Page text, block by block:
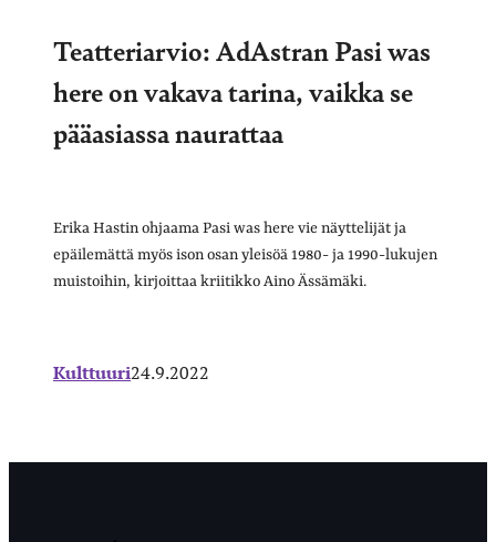
Teatteriarvio: AdAstran Pasi was
here on vakava tarina, vaikka se
pääasiassa naurattaa
Erika Hastin ohjaama Pasi was here vie näyttelijät ja
epäilemättä myös ison osan yleisöä 1980- ja 1990-lukujen
muistoihin, kirjoittaa kriitikko Aino Ässämäki.
Kulttuuri24.9.2022